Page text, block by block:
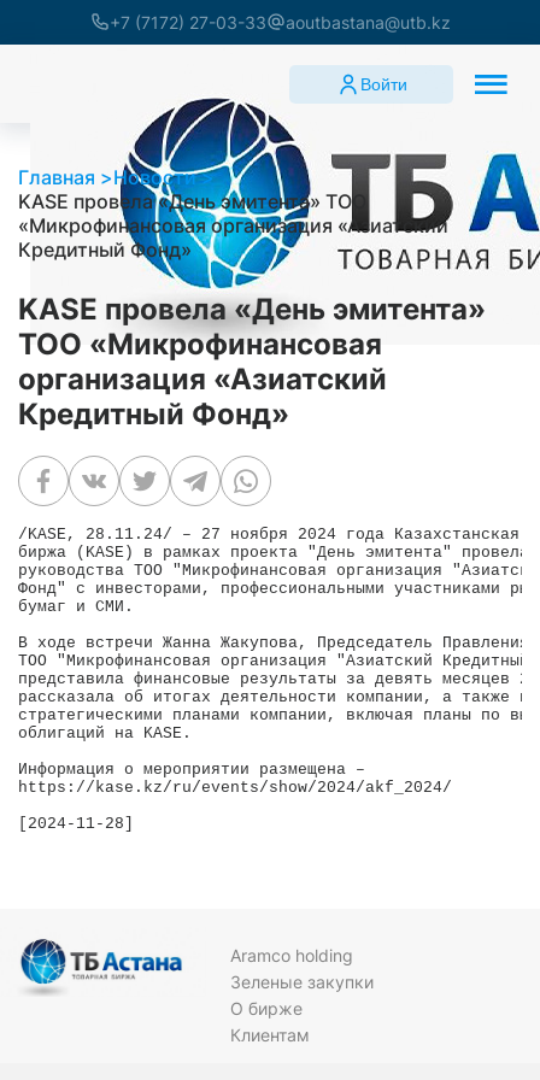
+7 (7172) 27-03-33 aoutbastana@utb.kz
Войти
Главная
Новости
KASE провела «День эмитента» ТОО
«Микрофинансовая организация «Азиатский
Кредитный Фонд»
KASE провела «День эмитента»
ТОО «Микрофинансовая
организация «Азиатский
Кредитный Фонд»
/KASE, 28.11.24/ – 27 ноября 2024 года Казахстанская
биржа (KASE) в рамках проекта "День эмитента"
руководства ТОО "Микрофинансовая организация
Фонд" с инвесторами, профессиональными участниками
бумаг и СМИ.
В ходе встречи Жанна Жакупова, Председатель Правления
ТОО "Микрофинансовая организация "Азиатский
представила финансовые результаты за девять месяцев
рассказала об итогах деятельности компании, а также
стратегическими планами компании, включая планы по
облигаций на KASE.
Информация о мероприятии размещена –
https://kase.kz/ru/events/show/2024/akf_2024/
[2024-11-28]
Aramco holding
Зеленые закупки
О бирже
Клиентам